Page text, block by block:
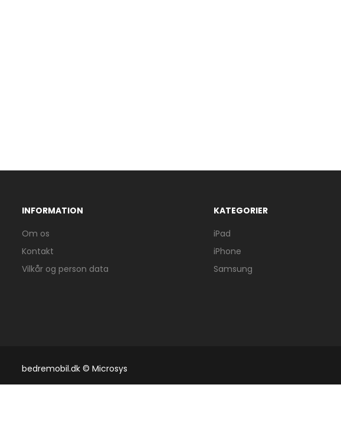
INFORMATION
Om os
Kontakt
Vilkår og person data
KATEGORIER
iPad
iPhone
Samsung
bedremobil.dk © Microsys